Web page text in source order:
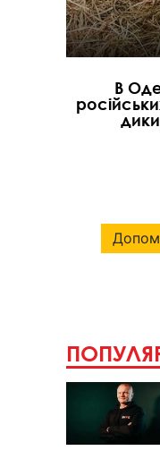
В